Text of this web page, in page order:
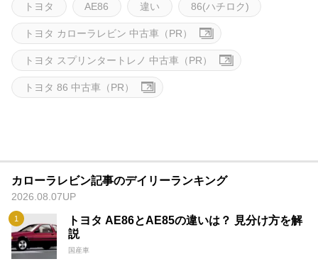
トヨタ AE86 違い 86(ハチロク)
トヨタ カローラレビン 中古車（PR）
トヨタ スプリンタートレノ 中古車（PR）
トヨタ 86 中古車（PR）
カローラレビン記事のデイリーランキング
2026.08.07UP
トヨタ AE86とAE85の違いは？ 見分け方を解
説
国産車